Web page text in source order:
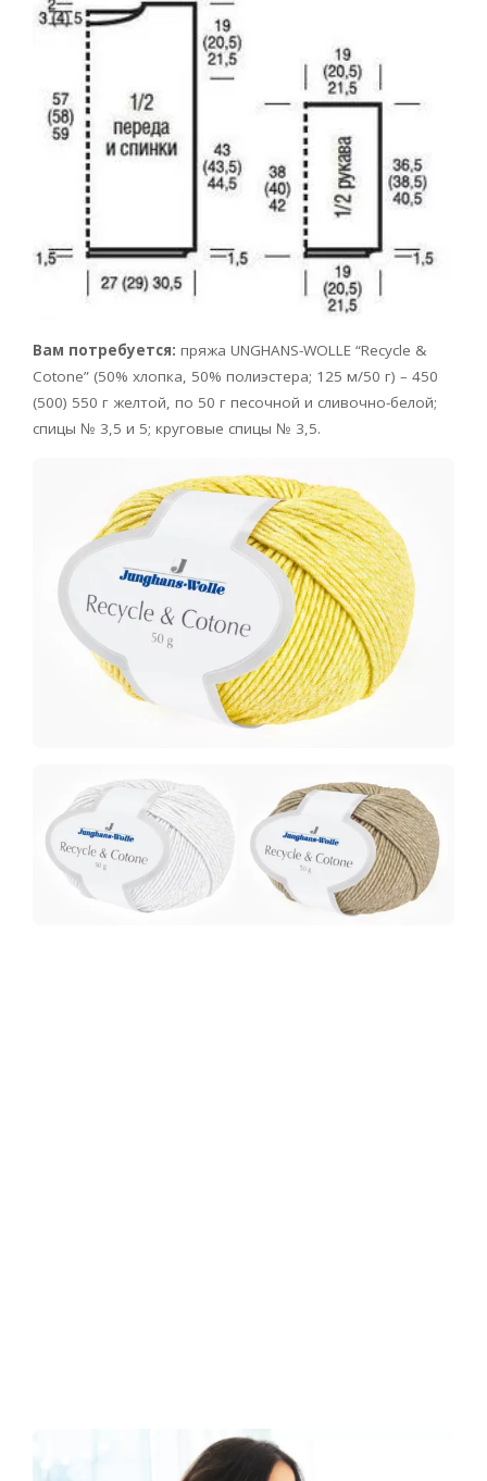
Вам потребуется: пряжа UNGHANS-WOLLE “Recycle &
Cotone” (50% хлопка, 50% полиэстера; 125 м/50 г) – 450
(500) 550 г желтой, по 50 г песочной и сливочно-белой;
спицы № 3,5 и 5; круговые спицы № 3,5.